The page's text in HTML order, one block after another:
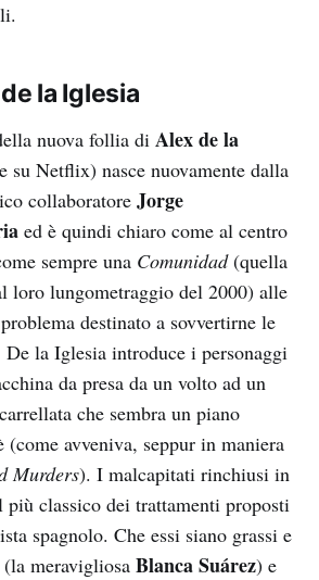
la Iglesia
nuova follia di Alex de la
su Netflix) nasce nuovamente dalla
collaboratore Jorge
ed è quindi chiaro come al centro
sempre una Comunidad(quella
loro lungometraggio del 2000) alle
destinato a sovvertirne le
la Iglesia introduce i personaggi
da presa da un volto ad un
che sembra un piano
(come avveniva, seppur in maniera
Murders). I malcapitati rinchiusi in
più classico dei trattamenti proposti
spagnolo. Che essi siano grassi e
meravigliosa Blanca Suárez) e